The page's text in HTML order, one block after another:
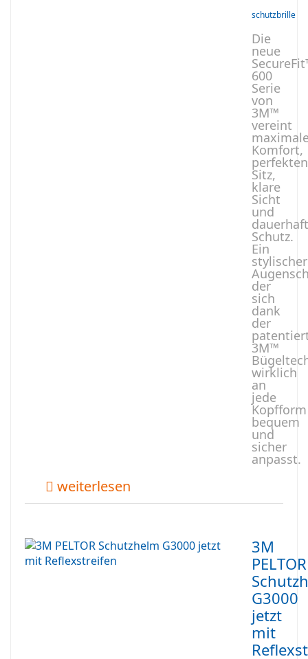
schutzbrille
Die
neue
600
Serie
von
3M™
vereint
Komfort,
perfekten
Sitz,
klare
Sicht
und
Schutz.
Ein
stylischer
der
sich
dank
der
3M™
wirklich
an
jede
Kopfform
bequem
und
sicher
anpasst.
weiterlesen
3M
PELTOR
G3000
jetzt
mit